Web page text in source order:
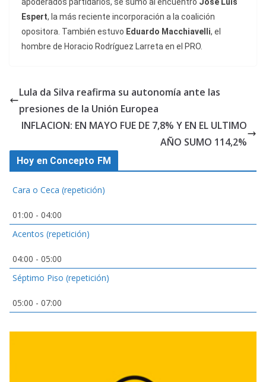
apoderados partidarios, se sumó al encuentro José Luis
Espert, la más reciente incorporación a la coalición
opositora. También estuvo Eduardo Macchiavelli, el
hombre de Horacio Rodríguez Larreta en el PRO.
Lula da Silva reafirma su autonomía ante las
presiones de la Unión Europea
INFLACION: EN MAYO FUE DE 7,8% Y EN EL ULTIMO
AÑO SUMO 114,2%
Hoy en Concepto FM
Cara o Ceca (repetición)
01:00 - 04:00
Acentos (repetición)
04:00 - 05:00
Séptimo Piso (repetición)
05:00 - 07:00